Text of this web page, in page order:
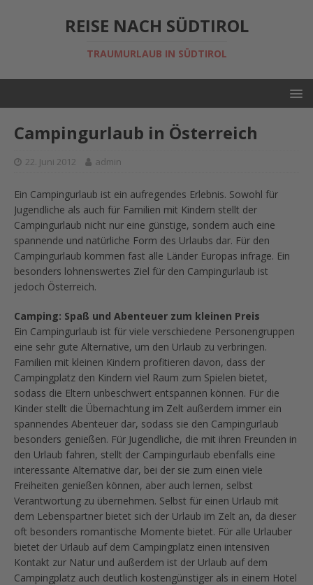
REISE NACH SÜDTIROL
TRAUMURLAUB IN SÜDTIROL
Campingurlaub in Österreich
22. Juni 2012 admin
Ein Campingurlaub ist ein aufregendes Erlebnis. Sowohl für
Jugendliche als auch für Familien mit Kindern stellt der
Campingurlaub nicht nur eine günstige, sondern auch eine
spannende und natürliche Form des Urlaubs dar. Für den
Campingurlaub kommen fast alle Länder Europas infrage. Ein
besonders lohnenswertes Ziel für den Campingurlaub ist
jedoch Österreich.
Camping: Spaß und Abenteuer zum kleinen Preis
Ein Campingurlaub ist für viele verschiedene Personengruppen
eine sehr gute Alternative, um den Urlaub zu verbringen.
Familien mit kleinen Kindern profitieren davon, dass der
Campingplatz den Kindern viel Raum zum Spielen bietet,
sodass die Eltern unbeschwert entspannen können. Für die
Kinder stellt die Übernachtung im Zelt außerdem immer ein
spannendes Abenteuer dar, sodass sie den Campingurlaub
besonders genießen. Für Jugendliche, die mit ihren Freunden in
den Urlaub fahren, stellt der Campingurlaub ebenfalls eine
interessante Alternative dar, bei der sie zum einen viele
Freiheiten genießen können, aber auch lernen, selbst
Verantwortung zu übernehmen. Selbst für einen Urlaub mit
dem Lebenspartner bietet sich der Urlaub im Zelt an, da dieser
oft besonders romantische Momente bietet. Für alle Urlauber
bietet der Urlaub auf dem Campingplatz einen intensiven
Kontakt zur Natur und außerdem ist der Urlaub auf dem
Campingplatz auch deutlich kostengünstiger als in einem Hotel